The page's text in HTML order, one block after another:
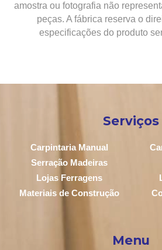
amostra ou fotografia não
peças. A fábrica reserva o
especificações do produto
Serviços
Carpintaria Manual
Serração Madeiras
Lojas Ferragens
Materiais de Construção
Menu